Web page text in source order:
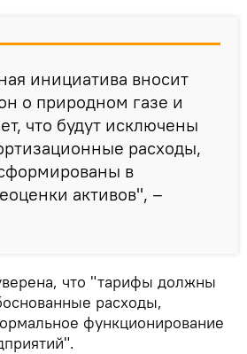
инициатива вносит
о природном газе и
что будут исключены
расходы,
в
активов", –
что "тарифы должны
расходы,
функционирование